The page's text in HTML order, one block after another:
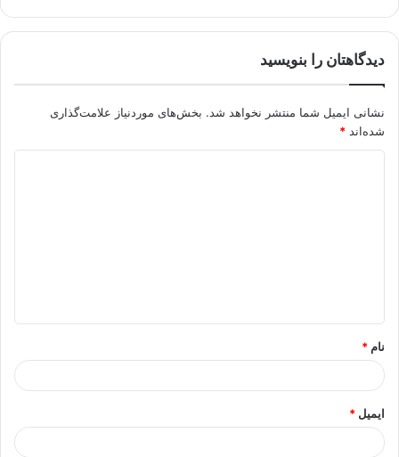
دیدگاهتان را بنویسید
نشانی ایمیل شما منتشر نخواهد شد. بخش‌های موردنیاز علامت‌گذاری
شده‌اند *
*
نام *
ایمیل *